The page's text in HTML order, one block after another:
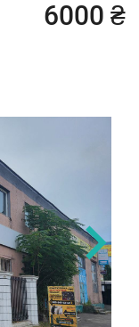
6000 ₴